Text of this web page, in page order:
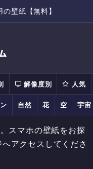
の壁紙【無料】
解像度別 人気
自然 花 空 宇宙
スマホの壁紙をお探
へアクセスしてくださ